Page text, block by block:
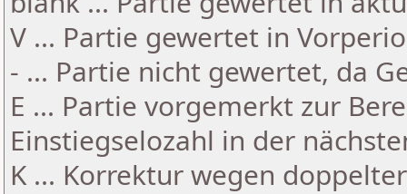
V ... Partie gewertet in
- ... Partie nicht gewertet, da
E ... Partie vorgemerkt zur
Einstiegselozahl in der
K ... Korrektur wegen